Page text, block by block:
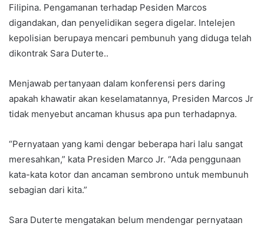
Filipina. Pengamanan terhadap Pesiden Marcos
digandakan, dan penyelidikan segera digelar. Intelejen
kepolisian berupaya mencari pembunuh yang diduga telah
dikontrak Sara Duterte..
Menjawab pertanyaan dalam konferensi pers daring
apakah khawatir akan keselamatannya, Presiden Marcos Jr
tidak menyebut ancaman khusus apa pun terhadapnya.
“Pernyataan yang kami dengar beberapa hari lalu sangat
meresahkan,” kata Presiden Marco Jr. “Ada penggunaan
kata-kata kotor dan ancaman sembrono untuk membunuh
sebagian dari kita.”
Sara Duterte mengatakan belum mendengar pernyataan